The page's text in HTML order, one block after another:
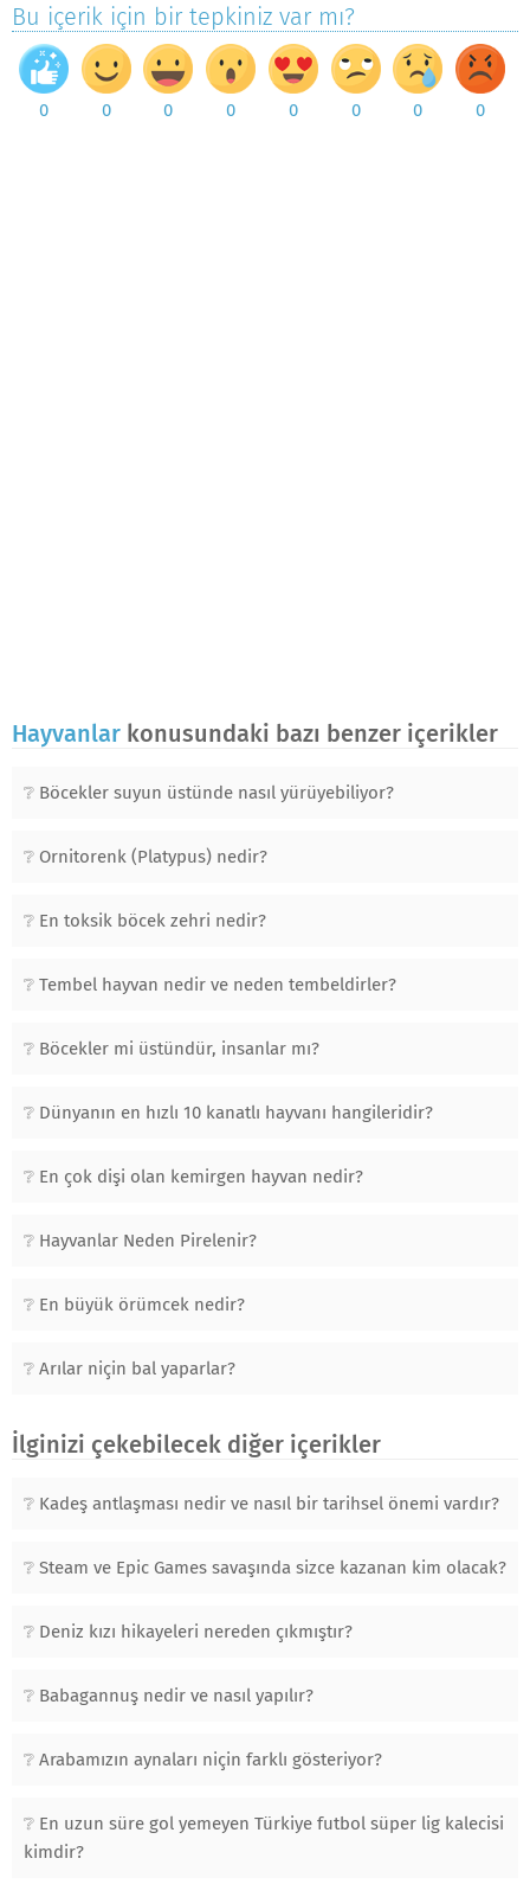
Bu içerik için bir tepkiniz var mı?
0 0 0 0 0 0 0 0
Hayvanlar konusundaki bazı benzer içerikler
Böcekler suyun üstünde nasıl yürüyebiliyor?
Ornitorenk (Platypus) nedir?
En toksik böcek zehri nedir?
Tembel hayvan nedir ve neden tembeldirler?
Böcekler mi üstündür, insanlar mı?
Dünyanın en hızlı 10 kanatlı hayvanı hangileridir?
En çok dişi olan kemirgen hayvan nedir?
Hayvanlar Neden Pirelenir?
En büyük örümcek nedir?
Arılar niçin bal yaparlar?
İlginizi çekebilecek diğer içerikler
Kadeş antlaşması nedir ve nasıl bir tarihsel önemi vardır?
Steam ve Epic Games savaşında sizce kazanan kim olacak?
Deniz kızı hikayeleri nereden çıkmıştır?
Babagannuş nedir ve nasıl yapılır?
Arabamızın aynaları niçin farklı gösteriyor?
En uzun süre gol yemeyen Türkiye futbol süper lig kalecisi
kimdir?